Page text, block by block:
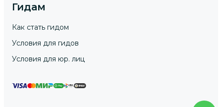
Гидам
Как стать гидом
Условия для гидов
Условия для юр. лиц